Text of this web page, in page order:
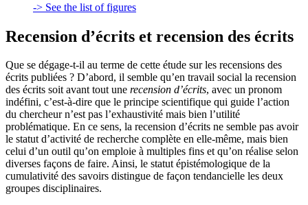
-> See the list of figures
Recension d’écrits et recension des écrits
Que se dégage-t-il au terme de cette étude sur les recensions des
écrits publiées ? D’abord, il semble qu’en travail social la recension
des écrits soit avant tout une recension d’écrits, avec un pronom
indéfini, c’est-à-dire que le principe scientifique qui guide l’action
du chercheur n’est pas l’exhaustivité mais bien l’utilité
problématique. En ce sens, la recension d’écrits ne semble pas avoir
le statut d’activité de recherche complète en elle-même, mais bien
celui d’un outil qu’on emploie à multiples fins et qu’on réalise selon
diverses façons de faire. Ainsi, le statut épistémologique de la
cumulativité des savoirs distingue de façon tendancielle les deux
groupes disciplinaires.